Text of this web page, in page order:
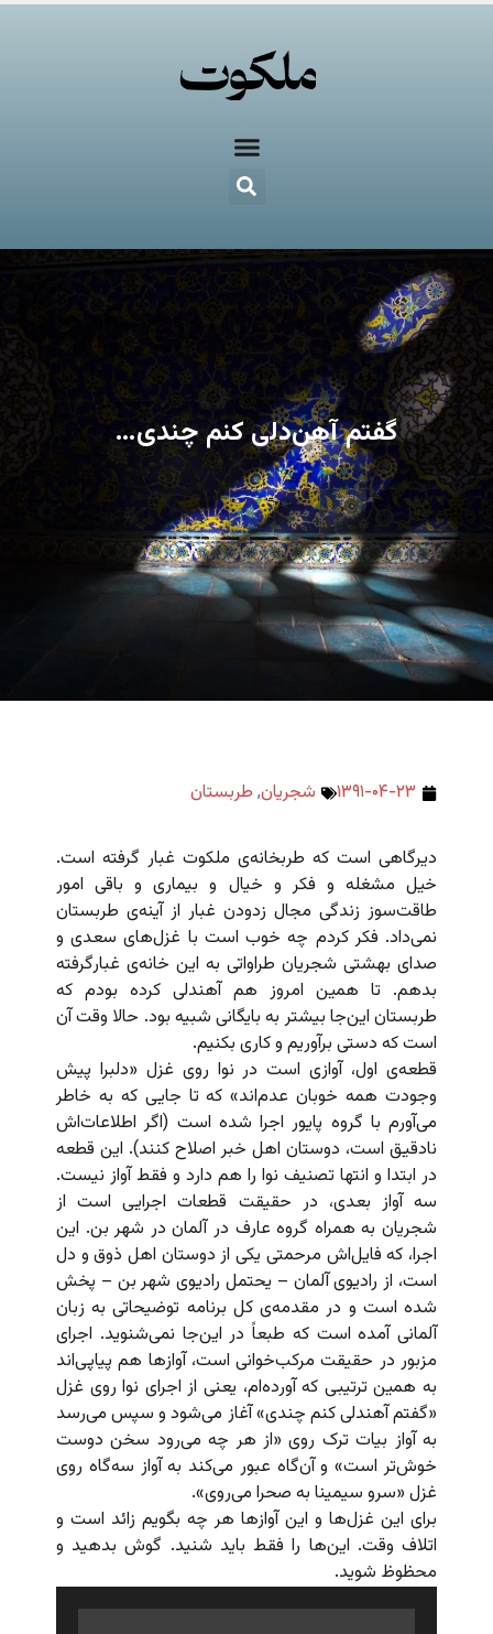
گفتم آهن‌دلی کنم چندی…
۱۳۹۱-۰۴-۲۳ شجریان, طربستان
دیرگاهی است که طربخانه‌ی ملکوت غبار گرفته است.
خیل مشغله و فکر و خیال و بیماری و باقی امور
طاقت‌سوز زندگی مجال زدودن غبار از آینه‌ی طربستان
نمی‌داد. فکر کردم چه خوب است با غزل‌های سعدی و
صدای بهشتی شجریان طراواتی به این خانه‌ی غبارگرفته
بدهم. تا همین امروز هم آهندلی کرده بودم که
طربستان این‌جا بیشتر به بایگانی شبیه بود. حالا وقت آن
است که دستی برآوریم و کاری بکنیم.
قطعه‌ی اول، آوازی است در نوا روی غزل «دلبرا پیش
وجودت همه خوبان عدم‌اند» که تا جایی که به خاطر
می‌آورم با گروه پایور اجرا شده است (اگر اطلاعات‌اش
نادقیق است، دوستان اهل خبر اصلاح کنند). این قطعه
در ابتدا و انتها تصنیف نوا را هم دارد و فقط آواز نیست.
سه آواز بعدی، در حقیقت قطعات اجرایی است از
شجریان به همراه گروه عارف در آلمان در شهر بن. این
اجرا، که فایل‌اش مرحمتی یکی از دوستان اهل ذوق و دل
است، از رادیوی آلمان – یحتمل رادیوی شهر بن – پخش
شده است و در مقدمه‌‌ی کل برنامه توضیحاتی به زبان
آلمانی آمده است که طبعاً در این‌جا نمی‌شنوید. اجرای
مزبور در حقیقت مرکب‌خوانی است، آوازها هم پیاپی‌اند
به همین ترتیبی که آورده‌ام، یعنی از اجرای نوا روی غزل
«گفتم آهندلی کنم چندی» آغاز می‌شود و سپس می‌رسد
به آواز بیات ترک روی «از هر چه می‌رود سخن دوست
خوش‌تر است» و آن‌گاه عبور می‌کند به آواز سه‌گاه روی
غزل «سرو سیمینا به صحرا می‌روی».
برای این غزل‌ها و این آوازها هر چه بگویم زائد است و
اتلاف وقت. این‌ها را فقط باید شنید. گوش بدهید و
محظوظ شوید.